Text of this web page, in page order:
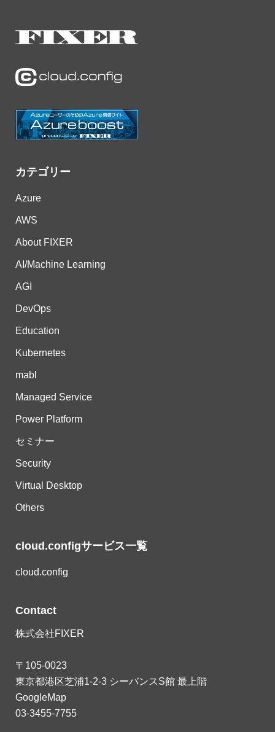
カテゴリー
Azure
AWS
About FIXER
AI/Machine Learning
AGI
DevOps
Education
Kubernetes
mabl
Managed Service
Power Platform
セミナー
Security
Virtual Desktop
Others
cloud.configサービス一覧
cloud.config
Contact
株式会社FIXER
〒105-0023
東京都港区芝浦1-2-3 シーバンスS館 最上階
GoogleMap
03-3455-7755